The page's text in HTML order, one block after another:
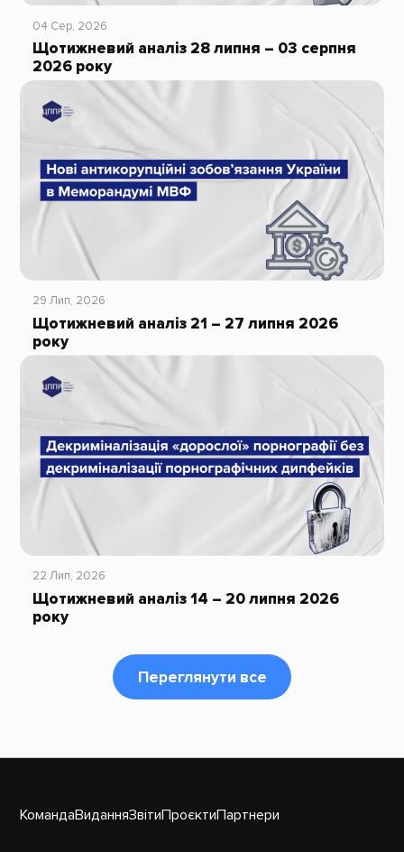
04 Сер, 2026
Щотижневий аналіз 28 липня – 03 серпня
2026 року
29 Лип, 2026
Щотижневий аналіз 21 – 27 липня 2026
року
22 Лип, 2026
Щотижневий аналіз 14 – 20 липня 2026
року
Переглянути все
КомандаВиданняЗвітиПроєктиПартнери